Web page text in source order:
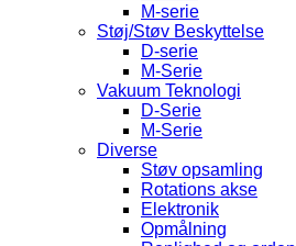
M-serie
Støj/Støv Beskyttelse
D-serie
M-Serie
Vakuum Teknologi
D-Serie
M-Serie
Diverse
Støv opsamling
Rotations akse
Elektronik
Opmålning